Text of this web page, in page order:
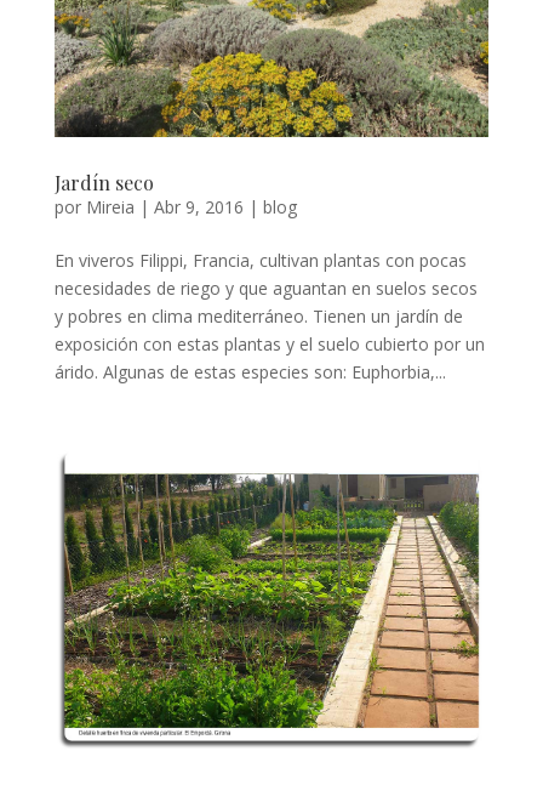
Jardín seco
por Mireia | Abr 9, 2016 | blog
En viveros Filippi, Francia, cultivan plantas con pocas
necesidades de riego y que aguantan en suelos secos
y pobres en clima mediterráneo. Tienen un jardín de
exposición con estas plantas y el suelo cubierto por un
árido. Algunas de estas especies son: Euphorbia,...